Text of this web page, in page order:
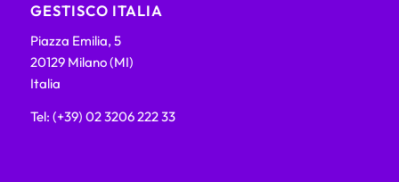
GESTISCO ITALIA
Piazza Emilia, 5
20129 Milano (MI)
Italia
Tel: (+39) 02 3206 222 33